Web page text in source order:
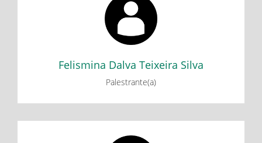
Felismina Dalva Teixeira Silva
Palestrante(a)
Minicurso: A Educação das Mulheres nos Livros Didáticos:
Três lições sobre o cuidar de si.
Gustavo Chaves de Souza